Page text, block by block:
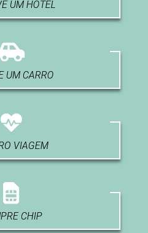
UM HOTEL
UM CARRO
VIAGEM
CHIP